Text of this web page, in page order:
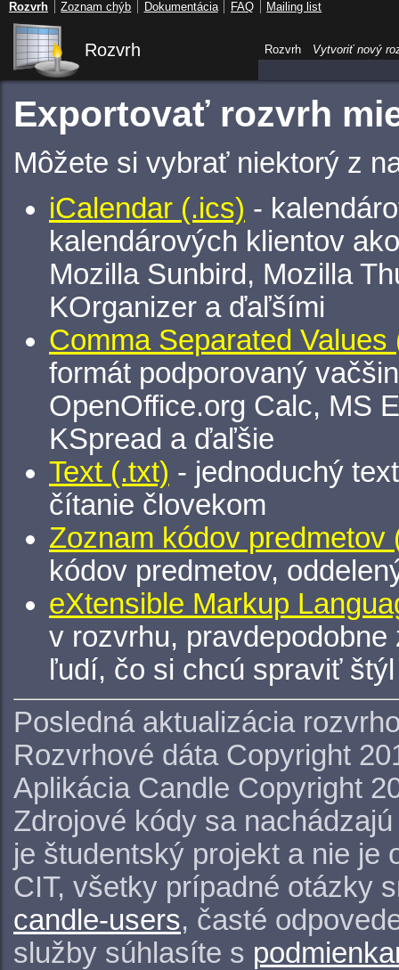
Rozvrh
Exportovať rozvrh
Môžete si vybrať niektorý z
iCalendar (.ics) -
kalendárových klientov
Mozilla Sunbird, Mozilla
KOrganizer a ďaľšími
Comma Separated Values
formát podporovaný
OpenOffice.org Calc, MS
KSpread a ďaľšie
Text (.txt) - jednoduchý
čítanie človekom
Zoznam kódov predmetov
kódov predmetov,
eXtensible Markup
v rozvrhu,
ľudí, čo si chcú spraviť
Posledná aktualizácia
Rozvrhové dáta Copyright
Aplikácia Candle Copyright
Zdrojové kódy sa
je študentský projekt a nie je
CIT, všetky prípadné otázky
candle-users, časté
služby súhlasíte s
Rozvrh Vytvoriť nový
Rozvrh Zoznam chýb Dokumentácia FAQ Mailing list